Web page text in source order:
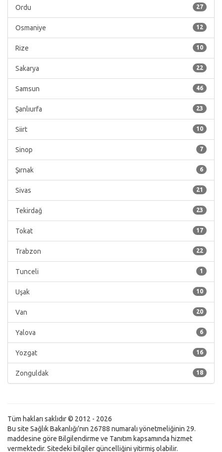
27
Ordu
12
Osmaniye
10
Rize
22
Sakarya
46
Samsun
23
Şanlıurfa
10
Siirt
7
Sinop
6
Şırnak
21
Sivas
23
Tekirdağ
17
Tokat
22
Trabzon
1
Tunceli
10
Uşak
20
Van
6
Yalova
16
Yozgat
18
Zonguldak
Tüm hakları saklıdır © 2012 - 2026
Bu site Sağlık Bakanlığı'nın 26788 numaralı yönetmeliğinin 29.
maddesine göre Bilgilendirme ve Tanıtım kapsamında hizmet
vermektedir. Sitedeki bilgiler güncelliğini yitirmiş olabilir.